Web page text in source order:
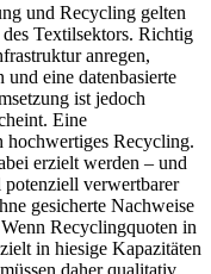
und Recycling gelten
Textilsektors. Richtig
anregen,
eine datenbasierte
ist jedoch
Eine
hochwertiges Recycling.
erzielt werden – und
verwertbarer
gesicherte Nachweise
Recyclingquoten in
in hiesige Kapazitäten
daher qualitativ